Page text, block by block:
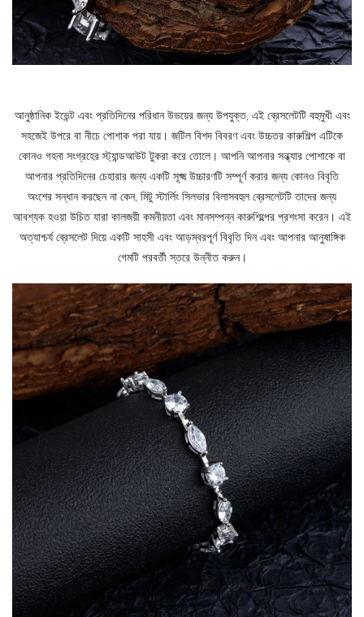
আনুষ্ঠানিক ইভেন্ট এবং প্রতিদিনের পরিধান উভয়ের জন্য উপযুক্ত, এই ব্রেসলেটটি বহুমুখী এবং
সহজেই উপরে বা নীচে পোশাক পরা যায়। জটিল বিশদ বিবরণ এবং উচ্চতর কারুশিল্প এটিকে
কোনও গহনা সংগ্রহের স্ট্যান্ডআউট টুকরা করে তোলে। আপনি আপনার সন্ধ্যার পোশাকে বা
আপনার প্রতিদিনের চেহারার জন্য একটি সূক্ষ্ম উচ্চারণটি সম্পূর্ণ করার জন্য কোনও বিবৃতি
অংশের সন্ধান করছেন না কেন, মিটু স্টার্লিং সিলভার বিলাসবহুল ব্রেসলেটটি তাদের জন্য
আবশ্যক হওয়া উচিত যারা কালজয়ী কমনীয়তা এবং মানসম্পন্ন কারুশিল্পের প্রশংসা করেন। এই
অত্যাশ্চর্য ব্রেসলেট দিয়ে একটি সাহসী এবং আড়ম্বরপূর্ণ বিবৃতি দিন এবং আপনার আনুষাঙ্গিক
গেমটি পরবর্তী স্তরে উন্নীত করুন।